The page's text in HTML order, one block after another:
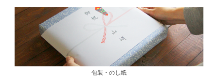
包装・のし紙